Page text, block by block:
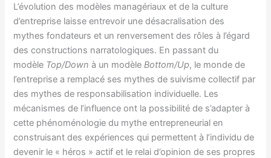
L’évolution des modèles managériaux et de la culture
d’entreprise laisse entrevoir une désacralisation des
mythes fondateurs et un renversement des rôles à l’égard
des constructions narratologiques. En passant du
modèle Top/Down à un modèleBottom/Up, le monde de
l’entreprise a remplacé ses mythes de suivisme collectif par
des mythes de responsabilisation individuelle. Les
mécanismes de l’influence ont la possibilité de s’adapter à
cette phénoménologie du mythe entrepreneurial en
construisant des expériences qui permettent à l’individu de
devenir le « héros » actif et le relai d’opinion de ses propres